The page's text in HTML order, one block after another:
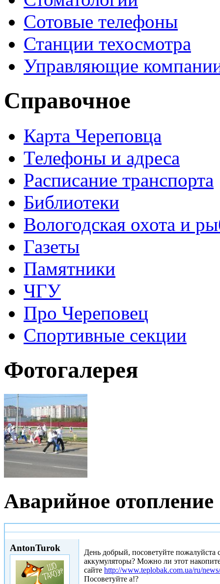
Сотовые телефоны
Станции техосмотра
Управляющие
Справочное
Карта Череповца
Телефоны и адреса
Расписание транспорта
Библиотеки
Вологодская охота и
Газеты
Памятники
ЧГУ
Про Череповец
Спортивные секции
Фотогалерея
Аварийное отопление
AntonTurok
День добрый, посоветуйте пожалуйста
аккумуляторы? Можно ли этот
сайте http://www.teplobak.com.ua/ru/
Посоветуйте а!?